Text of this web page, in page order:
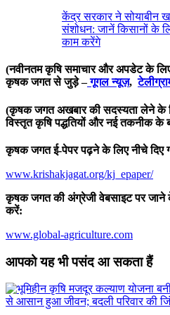
केंद्र सरकार ने सोयाबीन
संशोधन: जानें किसानों के
काम करेंगे
(नवीनतम कृषि समाचार और अपडेट के
कृषक जगत से जुड़े –गूगल न्यूज़,
(कृषक जगत अखबार की सदस्यता लेने के
विस्तृत कृषि पद्धतियों और नई तकनीक के
कृषक जगत ई-पेपर पढ़ने के लिए नीचे दिए
www.krishakjagat.org/kj_epaper/
कृषक जगत की अंग्रेजी वेबसाइट पर जाने
करें:
www.global-agriculture.com
आपको यह भी पसंद आ सकता हैं